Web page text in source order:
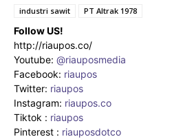
industri sawit
PT Altrak 1978
Follow US!
http://riaupos.co/
Youtube: @riauposmedia
Facebook: riaupos
Twitter: riaupos
Instagram: riaupos.co
Tiktok : riaupos
Pinterest : riauposdotco